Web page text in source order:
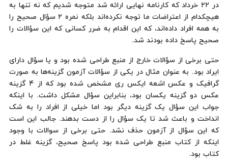
در ۲۲ خرداد که کارنامه نهایی ارائه شد متوجه شدیم که نه تنها به
هیچکدام از اعتراضات ما توجه نکرده‌اند بلکه نمره ۲ سؤال صحیح را
به همه افراد داده‌اند، که این اقدام به ضرر کسانی که این سؤالات را
صحیح پاسخ داده بودند شد.
حتی برخی از سؤالات خارج از منبع طراحی شده بود و یا سؤال دارای
ایراد بود. به عنوان مثال در یکی از سؤالات آزمون گزینه‌ها به صورت
گرافیک و عکس اشعه ایکس ری مشخص شده بود که از ۴ گزینه
عکس دو گزینه یکسان بود، بنابراین سؤال مشکل داشت. با اینکه
جواب این سؤال یک گزینه دیگر بود اما خیلی از افراد را به شک
انداخت و باعث شد تا یک سؤال را از دست بدهند. جالب این است
که این سؤال از آزمون حذف نشد. حتی برخی از سوالات با وجود
اینکه از کتاب منبع طراحی شده بود پاسخ صحیح، گزینه غلط در
کتاب بود.